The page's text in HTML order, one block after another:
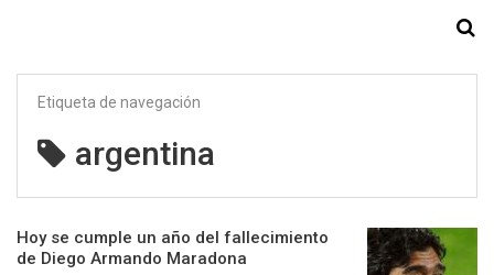
Etiqueta de navegación
argentina
Hoy se cumple un año del fallecimiento
de Diego Armando Maradona